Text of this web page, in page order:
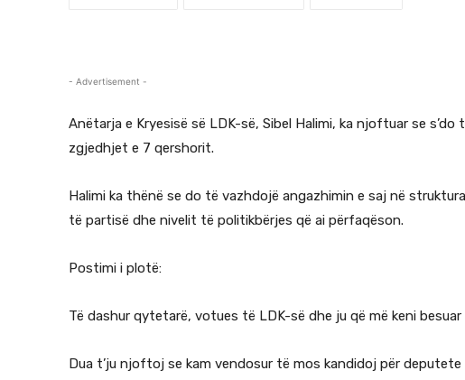
- Advertisement -
Anëtarja e Kryesisë së LDK-së, Sibel Halimi, ka njoftuar se
zgjedhjet e 7 qershorit.
Halimi ka thënë se do të vazhdojë angazhimin e saj në
të partisë dhe nivelit të politikbërjes që ai përfaqëson.
Postimi i plotë:
Të dashur qytetarë, votues të LDK-së dhe ju që më keni
Dua t’ju njoftoj se kam vendosur të mos kandidoj për